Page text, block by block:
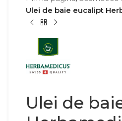
Ulei de baie eucalipt
Ulei de